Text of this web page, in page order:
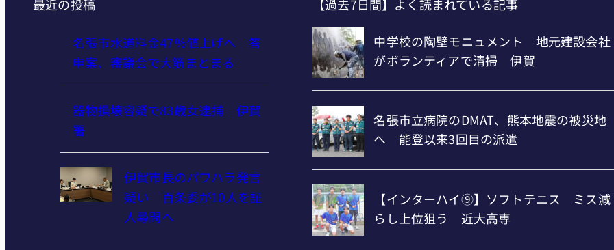
最近の投稿
名張市水道料金47％値上げへ 答
申案、審議会で大筋まとまる
器物損壊容疑で83歳女逮捕 伊賀
署
伊賀市長のパワハラ発言
疑い 百条委が10人を証
人尋問へ
【過去7日間】よく読まれている記事